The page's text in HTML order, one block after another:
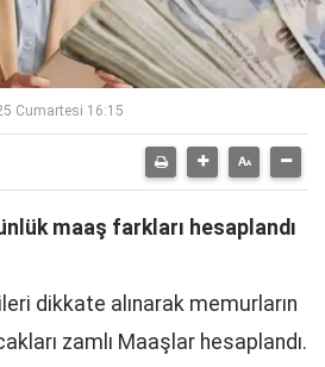
Cumartesi 16:15
maaş farkları hesaplandı
dikkate alınarak memurların
zamlı Maaşlar hesaplandı.